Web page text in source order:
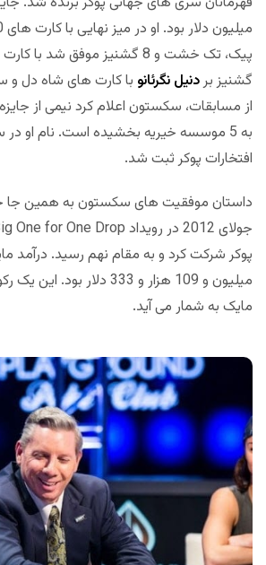
پیک، تک خشت و 8 گشنیز موفق
گشنیز بردنیل نگرئانو با کارت های شاه دل و
از مسابقات، سکستون اعلام کرد نیمی از
افتخارات پوکر ثبت شد.
داستان موفقیت های سکستون به همین جا
میلیون و 109 هزار و 333 دلار
مایک به شمار می آید.